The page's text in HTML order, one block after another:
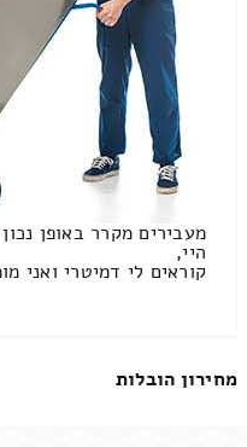
מעבירים מקרר באופן
היי,
קוראים לי דמיטרי ואני
מחירון הובלות